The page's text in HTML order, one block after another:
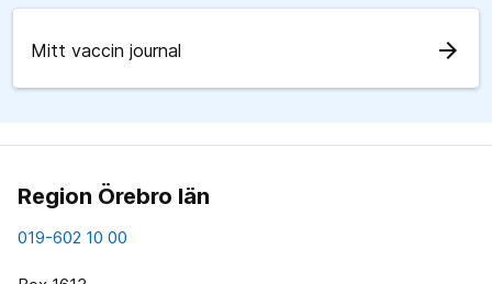
Mitt vaccin journal arrow_forward
Region Örebro län
019-602 10 00